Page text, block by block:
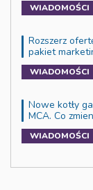
WIADOMOŚCI
Rozszerz
pakiet
WIADOMOŚCI
Nowe kotły
MCA. Co
WIADOMOŚCI